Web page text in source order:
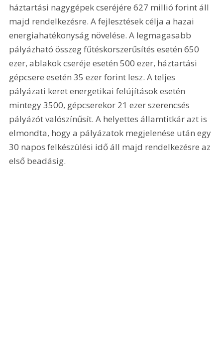
háztartási nagygépek cseréjére 627 millió forint áll
majd rendelkezésre. A fejlesztések célja a hazai
energiahatékonyság növelése. A legmagasabb
pályázható összeg fűtéskorszerűsítés esetén 650
ezer, ablakok cseréje esetén 500 ezer, háztartási
gépcsere esetén 35 ezer forint lesz. A teljes
pályázati keret energetikai felújítások esetén
mintegy 3500, gépcserekor 21 ezer szerencsés
pályázót valószínűsít. A helyettes államtitkár azt is
elmondta, hogy a pályázatok megjelenése után egy
30 napos felkészülési idő áll majd rendelkezésre az
első beadásig.